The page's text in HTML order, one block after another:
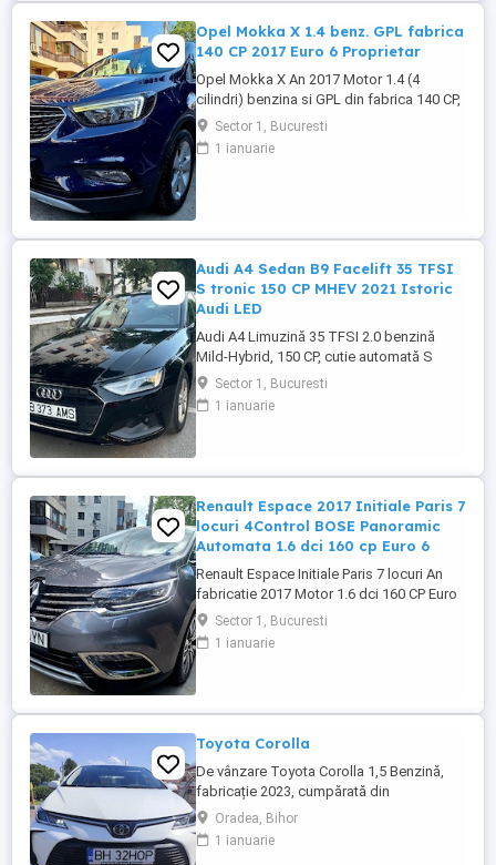
Opel Mokka X 1.4 benz. GPL fabrica
140 CP 2017 Euro 6 Proprietar
Opel Mokka X An 2017 Motor 1.4 (4
cilindri) benzina si GPL din fabrica 140 CP,
cutie manuala 6 trepte, distributie lant,
Rulaj 182.550 km reali, certificati, carte
service completa, adusa in decembrie
Sector 1, Bucuresti
1 ianuarie
Audi A4 Sedan B9 Facelift 35 TFSI
S tronic 150 CP MHEV 2021 Istoric
Audi LED
Audi A4 Limuzină 35 TFSI 2.0 benzină
Mild-Hybrid, 150 CP, cutie automată S
tronic, an fabricație 2021, model 2022,
adusa recent din Olanda. Mașină bine
întreținută, cu istoric complet de service și
verificare CarVertical ...
Sector 1, Bucuresti
1 ianuarie
Renault Espace 2017 Initiale Paris 7
locuri 4Control BOSE Panoramic
Automata 1.6 dci 160 cp Euro 6
Renault Espace Initiale Paris 7 locuri An
fabricatie 2017 Motor 1.6 dci 160 CP Euro
6 Rulaj 184.974 km (km reali, certificati prin
documente) Cutie automata, adusa in
2024 din Belgia cu revizii complete
CarVertical, ...
Sector 1, Bucuresti
1 ianuarie
Toyota Corolla
De vânzare Toyota Corolla 1,5 Benzină,
fabricație 2023, cumpărată din
reprezentanță din Ungaria cu garanție
până în 2027 , fără accidente, impecabilă,
reviziile făcute la Toyota din Ungaria.
Oradea, Bihor
1 ianuarie